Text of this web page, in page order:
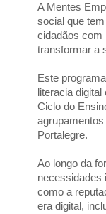
A Mentes
social que
cidadãos com
transformar a
Este
literacia
Ciclo do
Portalegre.
Ao longo da
necessidades
como a
era digital,